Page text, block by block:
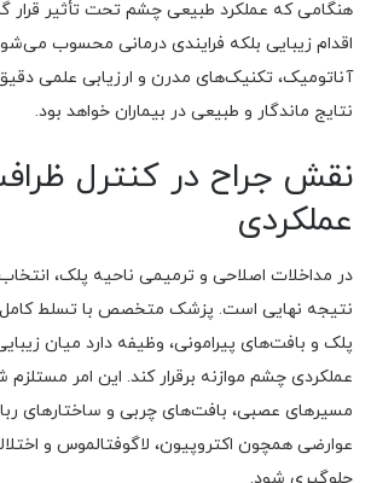
هنگامی که عملکرد طبیعی چشم تحت تأثیر قرار
اقدام زیبایی بلکه فرایندی درمانی محسوب
آناتومیک، تکنیک‌های مدرن و ارزیابی علمی
نتایج ماندگار و طبیعی در بیماران خواهد بود.
نقش جراح در کنترل
عملکردی
در مداخلات اصلاحی و ترمیمی ناحیه پلک،
نتیجه‌ نهایی است. پزشک متخصص با تسلط کامل
پلک و بافت‌های پیرامونی، وظیفه دارد میان
عملکردی چشم موازنه برقرار کند. این امر
مسیرهای عصبی، بافت‌های چربی و ساختارهای
عوارضی همچون اکتروپیون، لاگوفتالموس و